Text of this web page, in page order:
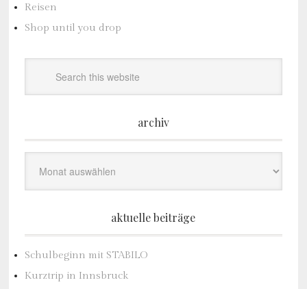
Reisen
Shop until you drop
archiv
aktuelle beiträge
Schulbeginn mit STABILO
Kurztrip in Innsbruck